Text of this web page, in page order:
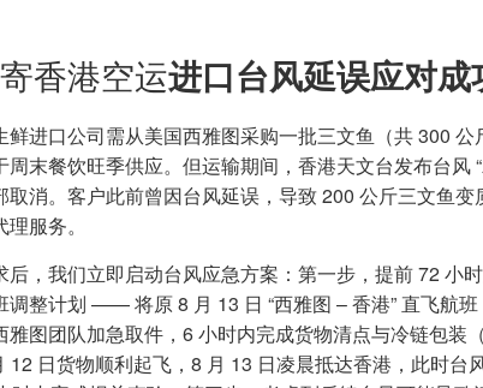
香港空运进口台风延误应对成
鲜进口公司需从美国西雅图采购一批三文鱼（共 300
周末餐饮旺季供应。但运输期间，香港天文台发布台风
取消。客户此前曾因台风延误，导致 200 公斤三文鱼
服务。
后，我们立即启动台风应急方案：第一步，提前 72 小
调整计划 —— 将原 8 月 13 日 “西雅图 – 香港” 直飞航
雅图团队加急取件，6 小时内完成货物清点与冷链包
12 日货物顺利起飞，8 月 13 日凌晨抵达香港，此时台